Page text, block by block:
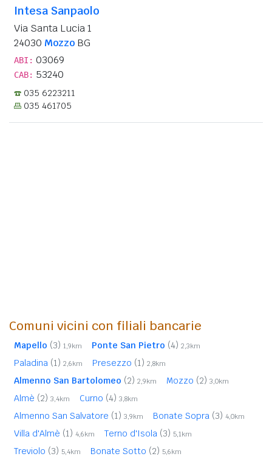
Intesa Sanpaolo
Via Santa Lucia 1
24030 Mozzo BG
ABI: 03069
CAB: 53240
035 6223211
035 461705
Comuni vicini con filiali bancarie
Mapello (3) 1,9km Ponte San Pietro (4) 2,3km
Paladina (1) 2,6km Presezzo (1) 2,8km
Almenno San Bartolomeo (2) 2,9km Mozzo (2) 3,0km
Almè (2) 3,4km Curno (4) 3,8km
Almenno San Salvatore (1) 3,9km Bonate Sopra (3) 4,0km
Villa d'Almè (1) 4,6km Terno d'Isola (3) 5,1km
Treviolo (3) 5,4km Bonate Sotto (2) 5,6km